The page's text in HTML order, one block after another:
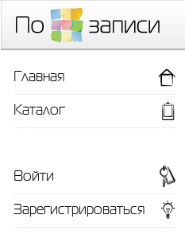
Главная
Каталог
Войти
Зарегистрироваться